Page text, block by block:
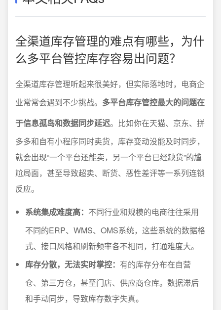
全渠道库存管理的难点有哪些，为什
么多平台管控库存容易出问题？
全渠道库存管理听起来很美好，但实际落地时，电商企
业常常会遇到不少挑战。 多平台库存管控最大的问题在
于信息孤岛和数据同步延迟。比如你在天猫、京东、拼
多多和自有小程序同时卖货，库存变动没能及时同步，
就会出现“一个平台还能卖，另一个平台已经缺货”的尴
尬局面，甚至导致超卖、断货、恶性差评等一系列连锁
反应。
系统集成难度高： 不同行业和规模的电商往往采用
不同的ERP、WMS、OMS系统，这些系统的数据格
式、接口风格和刷新频率各不相同，打通难度大。
库存分散，无法实时掌控： 有的库存分布在自营
仓、第三方仓，甚至门店、供应商仓库。数据滞后
和手动同步，导致库存数字失真。